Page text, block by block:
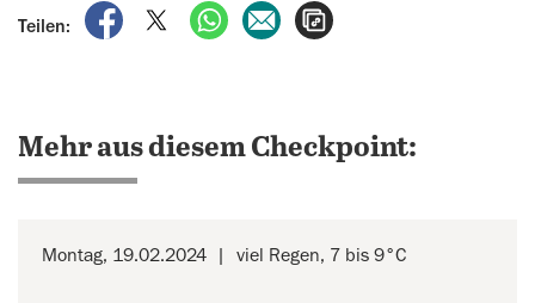
Teilen:
auf Facebook teilen
auf X teilenper WhatsApp teilen
per E-Mail teilen
Mehr aus diesem Checkpoint:
Montag, 19.02.2024 viel Regen, 7 bis 9°C